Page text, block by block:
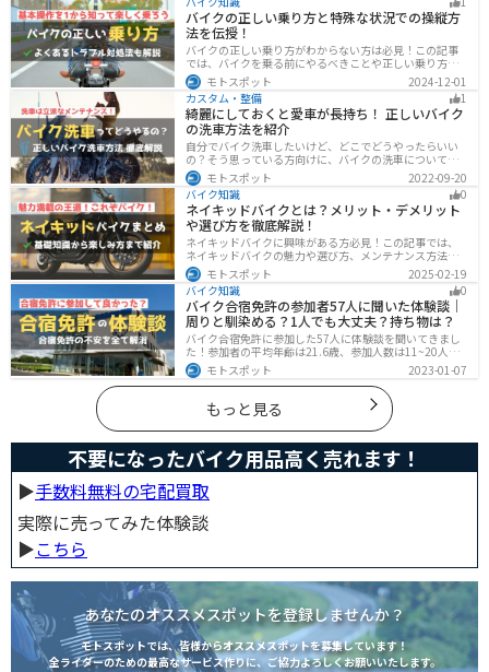
具体的な方法がわかります。
バイクの正しい乗り方と特殊な状況での操縦方
法を伝授！
バイクの正しい乗り方がわからない方は必見！この記事
では、バイクを乗る前にやるべきことや正しい乗り方、
トラブルと対処法を解説しています。実は、車と気をつ
ける部分はかなり異なるので注意が必要です。この記事
を読めば、安全で快適なバイクライフを送れます。
モトスポット
2024-12-01
カスタム・整備
1
綺麗にしておくと愛車が長持ち！ 正しいバイク
の洗車方法を紹介
自分でバイク洗車したいけど、どこでどうやったらいい
の？そう思っている方向けに、バイクの洗車について徹
底的にまとめました。バイク洗車ができる場所から洗車
手順まで全て解説します。正しい洗車方法は身につける
ことでバイクのメンテナンスにもなります。
モトスポット
2022-09-20
バイク知識
0
ネイキッドバイクとは？メリット・デメリット
や選び方を徹底解説！
ネイキッドバイクに興味がある方必見！この記事では、
ネイキッドバイクの魅力や選び方、メンテナンス方法な
どを解説しています。実は、ネイキッドバイクは、操作
性に優れており、初心者にも優しいバイクです。この記
事を読めば、ネイキッドバイクへの理解が深まります。
モトスポット
2025-02-19
バイク知識
0
バイク合宿免許の参加者57人に聞いた体験談｜
周りと馴染める？1人でも大丈夫？持ち物は？
バイク合宿免許に参加した57人に体験談を聞いてきまし
た！参加者の平均年齢は21.6歳、参加人数は11~20人な
ど統計情報や人間関係はどうだったのか、持っていくべ
きものなど参加する前に知っておきたい情報をまとめま
した。
モトスポット 2023-01-07
もっと見る
不要になったバイク用品高く売れます！
▶︎手数料無料の宅配買取
実際に売ってみた体験談
▶︎こちら
あなたのオススメスポットを登録しませんか？
モトスポットでは、皆様からオススメスポットを募集しています！
全ライダーのための最高なサービス作りに、ご協力よろしくお願いいたします。